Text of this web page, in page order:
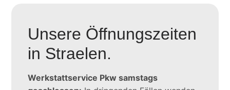
Unsere Öffnungszeiten
in Straelen.
Werkstattservice Pkw samstags